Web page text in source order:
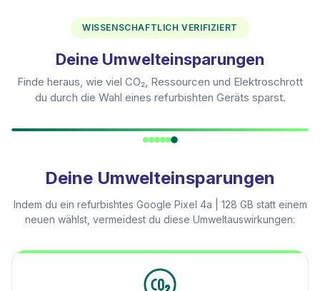
WISSENSCHAFTLICH VERIFIZIERT
Deine Umwelteinsparungen
Finde heraus, wie viel CO₂, Ressourcen und Elektroschrott
du durch die Wahl eines refurbishten Geräts sparst.
Deine Umwelteinsparungen
Indem du ein refurbishtes Google Pixel 4a | 128 GB statt einem
neuen wählst, vermeidest du diese Umweltauswirkungen: